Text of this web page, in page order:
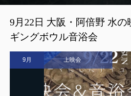
9月22日 大阪・阿倍野 水
ギングボウル音浴会
9月 上映会